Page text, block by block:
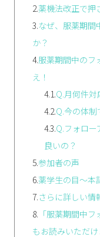
2.薬機法改正で押
3.なぜ、服薬期間
か？
4.服薬期間中のフ
え！
4.1.Q.月何件対
4.2.Q.今の体
4.3.Q.フォロ
良いの？
5.参加者の声
6.薬学生の目～本
7.さらに詳しい情
8. 「服薬期間中
もお読みいただ